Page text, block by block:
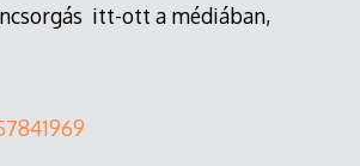
itt-ott a médiában,